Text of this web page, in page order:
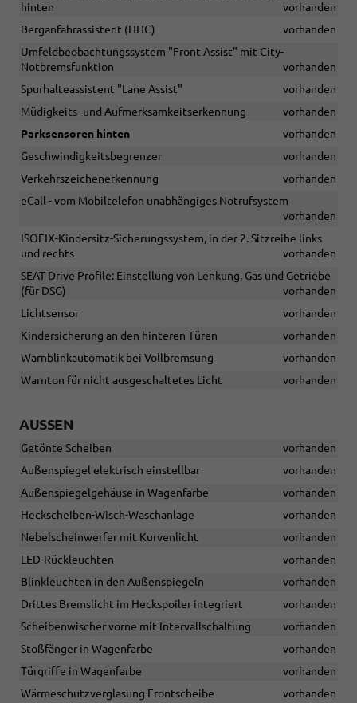
hinten
vorhanden
Berganfahrassistent (HHC)
vorhanden
Umfeldbeobachtungssystem "Front Assist" mit City-
Notbremsfunktion
vorhanden
Spurhalteassistent "Lane Assist"
vorhanden
Müdigkeits- und Aufmerksamkeitserkennung
vorhanden
Parksensoren hinten
vorhanden
Geschwindigkeitsbegrenzer
vorhanden
Verkehrszeichenerkennung
vorhanden
eCall - vom Mobiltelefon unabhängiges Notrufsystem
vorhanden
ISOFIX-Kindersitz-Sicherungssystem, in der 2. Sitzreihe links
und rechts
vorhanden
SEAT Drive Profile: Einstellung von Lenkung, Gas und Getriebe
(für DSG)
vorhanden
Lichtsensor
vorhanden
Kindersicherung an den hinteren Türen
vorhanden
Warnblinkautomatik bei Vollbremsung
vorhanden
Warnton für nicht ausgeschaltetes Licht
vorhanden
AUSSEN
Getönte Scheiben
vorhanden
Außenspiegel elektrisch einstellbar
vorhanden
Außenspiegelgehäuse in Wagenfarbe
vorhanden
Heckscheiben-Wisch-Waschanlage
vorhanden
Nebelscheinwerfer mit Kurvenlicht
vorhanden
LED-Rückleuchten
vorhanden
Blinkleuchten in den Außenspiegeln
vorhanden
Drittes Bremslicht im Heckspoiler integriert
vorhanden
Scheibenwischer vorne mit Intervallschaltung
vorhanden
Stoßfänger in Wagenfarbe
vorhanden
Türgriffe in Wagenfarbe
vorhanden
Wärmeschutzverglasung Frontscheibe
vorhanden